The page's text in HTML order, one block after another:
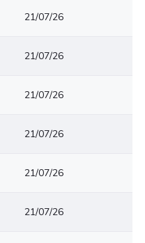
21/07/26
21/07/26
21/07/26
21/07/26
21/07/26
21/07/26